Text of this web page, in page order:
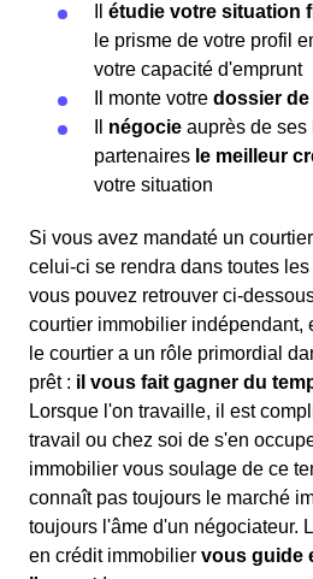
étudie votre situation
le prisme de votre profil
votre capacité d'emprunt
Il monte votre dossier de
négocie auprès de ses
partenaires le meilleur
votre situation
Si vous avez mandaté un
celui-ci se rendra dans toutes
vous pouvez retrouver ci-
courtier immobilier indépendant,
le courtier a un rôle primordial
prêt : il vous fait gagner du
Lorsque l'on travaille, il est
travail ou chez soi de s'en
immobilier vous soulage de ce
connaît pas toujours le marché
toujours l'âme d'un négociateur.
en crédit immobilier vous guide